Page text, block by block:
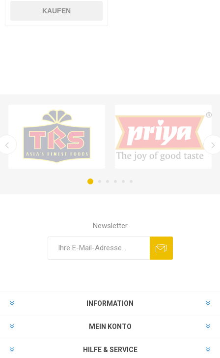
KAUFEN
Newsletter
INFORMATION
MEIN KONTO
HILFE & SERVICE